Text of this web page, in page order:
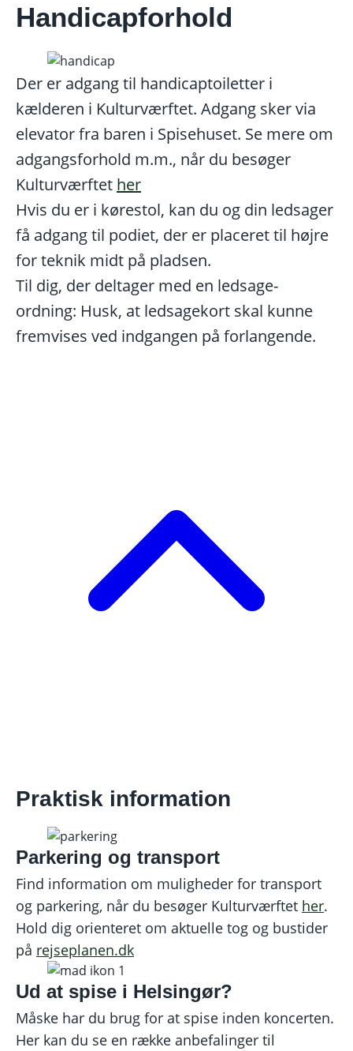
Handicapforhold
Der er adgang til handicaptoiletter i
kælderen i Kulturværftet. Adgang sker via
elevator fra baren i Spisehuset. Se mere om
adgangsforhold m.m., når du besøger
Kulturværftet her
Hvis du er i kørestol, kan du og din ledsager
få adgang til podiet, der er placeret til højre
for teknik midt på pladsen.
Til dig, der deltager med en ledsage-
ordning: Husk, at ledsagekort skal kunne
fremvises ved indgangen på forlangende.
Praktisk information
Parkering og transport
Find information om muligheder for transport
og parkering, når du besøger Kulturværftet her.
Hold dig orienteret om aktuelle tog og bustider
på rejseplanen.dk
Ud at spise i Helsingør?
Måske har du brug for at spise inden koncerten.
Her kan du se en række anbefalinger til